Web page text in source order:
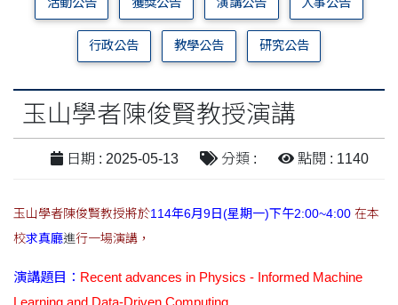
活動公告 獲獎公告 演講公告 人事公告
行政公告 教學公告 研究公告
玉山學者陳俊賢教授演講
日期 : 2025-05-13 分類 : 點閱 : 1140
玉山學者陳俊賢教授將於114年6月9日(星期一)下午2:00~4:00 在本
校求真廳進行一場演講，
演講題目： Recent advances in Physics - Informed Machine
Learning and Data-Driven Computing